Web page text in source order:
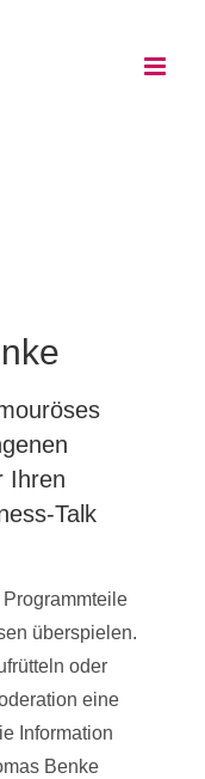
Ihren
Talk
überspielen.
oder
eine
Information
Benke